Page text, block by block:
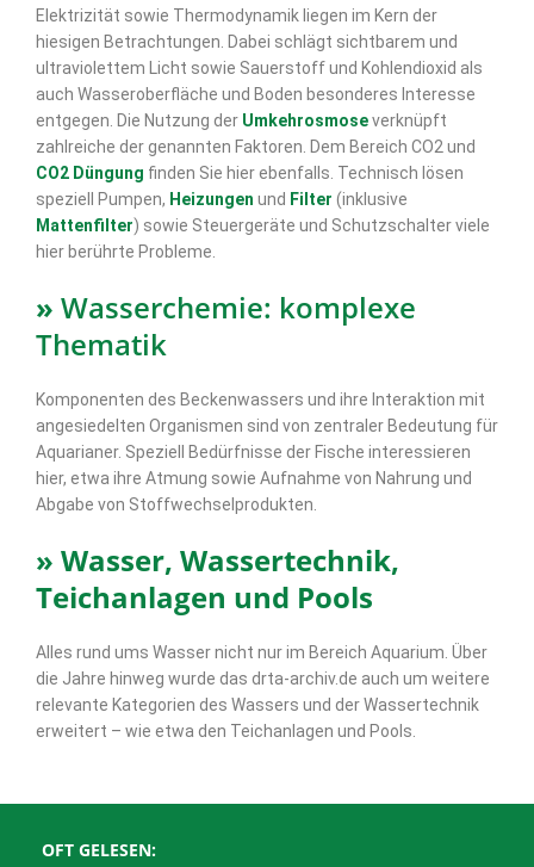
Elektrizität sowie Thermodynamik liegen im Kern der
hiesigen Betrachtungen. Dabei schlägt sichtbarem und
ultraviolettem Licht sowie Sauerstoff und Kohlendioxid als
auch Wasseroberfläche und Boden besonderes Interesse
entgegen. Die Nutzung der Umkehrosmoseverknüpft
zahlreiche der genannten Faktoren. Dem Bereich CO2 und
CO2 Düngung finden Sie hier ebenfalls. Technisch lösen
speziell Pumpen, Heizungen und Filter (inklusive
Mattenfilter) sowie Steuergeräte und Schutzschalter viele
hier berührte Probleme.
» Wasserchemie: komplexe
Thematik
Komponenten des Beckenwassers und ihre Interaktion mit
angesiedelten Organismen sind von zentraler Bedeutung für
Aquarianer. Speziell Bedürfnisse der Fische interessieren
hier, etwa ihre Atmung sowie Aufnahme von Nahrung und
Abgabe von Stoffwechselprodukten.
» Wasser, Wassertechnik,
Teichanlagen und Pools
Alles rund ums Wasser nicht nur im Bereich Aquarium. Über
die Jahre hinweg wurde das drta-archiv.de auch um weitere
relevante Kategorien des Wassers und der Wassertechnik
erweitert – wie etwa den Teichanlagen und Pools.
OFT GELESEN: